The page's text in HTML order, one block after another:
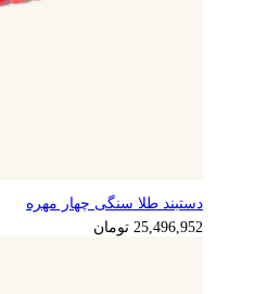
6,374,238 تومان
دستبند طلا سنگی چهار مهره
25,496,952 تومان